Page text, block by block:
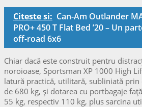
Citeste si: Can-Am Outlander
PRO+ 450 T Flat Bed ’20 – Un
off-road 6x6
Chiar dacă este construit pentru
noroioase, Sportsman XP 1000 High
latură practică, utilitară, subliniată prin
de 680 kg, și dotarea cu portbagaje
55 kg, respectiv 110 kg, plus sarcina